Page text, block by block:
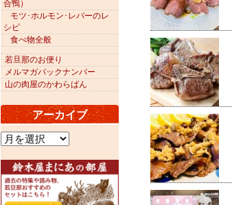
合鴨）
モツ･ホルモン･レバーのレ
シピ
食べ物全般
若旦那のお便り
メルマガバックナンバー
山の肉屋のかわらばん
アーカイブ
ア
ー
カ
イ
ブ